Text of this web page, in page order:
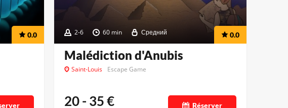
0.0 2-6 60 min Средний 0.0
Malédiction d'Anubis
Saint-Louis Escape Game
20 - 35€ Réserver